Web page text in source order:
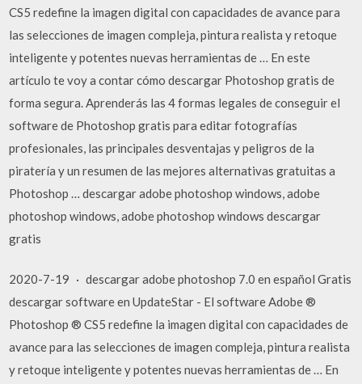
CS5 redefine la imagen digital con capacidades de avance para
las selecciones de imagen compleja, pintura realista y retoque
inteligente y potentes nuevas herramientas de … En este
artículo te voy a contar cómo descargar Photoshop gratis de
forma segura. Aprenderás las 4 formas legales de conseguir el
software de Photoshop gratis para editar fotografías
profesionales, las principales desventajas y peligros de la
piratería y un resumen de las mejores alternativas gratuitas a
Photoshop … descargar adobe photoshop windows, adobe
photoshop windows, adobe photoshop windows descargar
gratis
2020-7-19 · descargar adobe photoshop 7.0 en español Gratis
descargar software en UpdateStar - El software Adobe ®
Photoshop ® CS5 redefine la imagen digital con capacidades de
avance para las selecciones de imagen compleja, pintura realista
y retoque inteligente y potentes nuevas herramientas de … En